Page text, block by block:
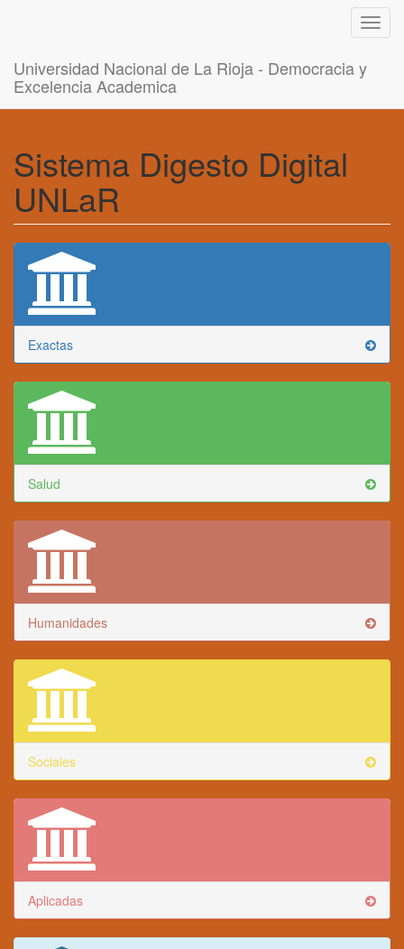
Universidad Nacional de La Rioja - Democracia y
Excelencia Academica
Sistema Digesto Digital
UNLaR
Exactas
Salud
Humanidades
Sociales
Aplicadas